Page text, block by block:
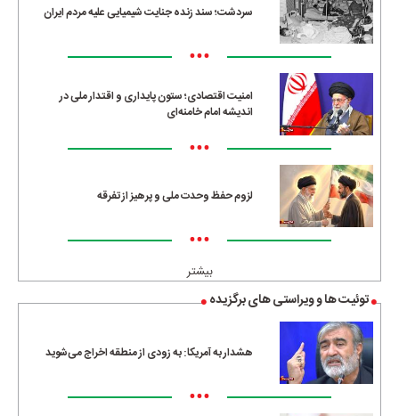
سردشت؛ سند زنده جنایت شیمیایی علیه مردم ایران
•••
امنیت اقتصادی؛ ستون پایداری و اقتدار ملی در
اندیشه امام خامنه‌ای
•••
لزوم حفظ وحدت ملی و پرهیز از تفرقه
•••
بیشتر
توئیت ها و ویراستی های برگزیده
هشدار به آمریکا: به زودی از منطقه اخراج می‌شوید
•••